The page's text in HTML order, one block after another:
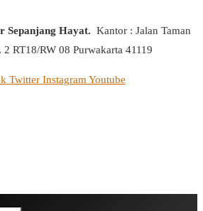
Sepanjang Hayat. Kantor : Jalan Taman
RT18/RW 08 Purwakarta 41119
Twitter Instagram Youtube